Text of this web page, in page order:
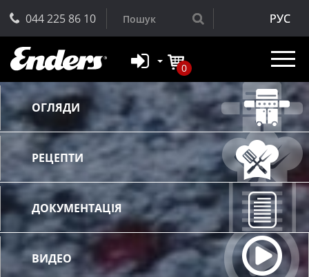
044 225 86 10 РУС
0
ОГЛЯДИ
РЕЦЕПТИ
ДОКУМЕНТАЦІЯ
ВИДЕО